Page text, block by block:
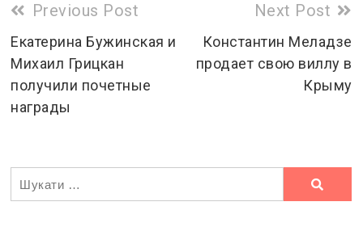
Read
more
articles
Previous Post
Екатерина Бужинская и
Михаил Грицкан
получили почетные
награды
Next Post
Константин Меладзе
продает свою виллу в
Крыму
Ви
шукали